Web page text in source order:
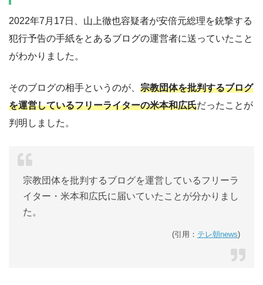
2022年7月17日、山上徹也容疑者が安倍元総理を銃撃する
犯行予告の手紙をとあるブログの運営者に送っていたこと
がわかりました。
そのブログの相手というのが、 宗教団体を批判するブログ
を運営しているフリーライターの米本和広氏だったことが
判明しました。
宗教団体を批判するブログを運営しているフリーラ
イター・米本和広氏に届いていたことが分かりまし
た。
(引用： テレ朝news)